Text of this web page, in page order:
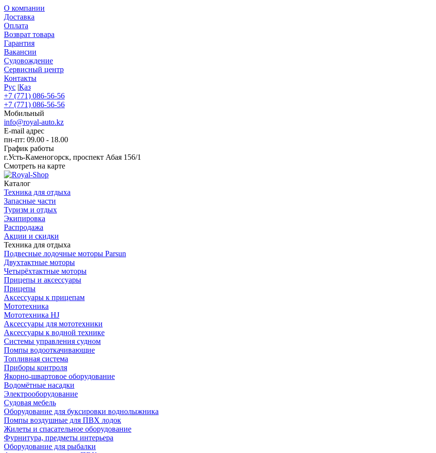
О компании
Доставка
Оплата
Возврат товара
Гарантия
Вакансии
Судовождение
Сервисный центр
Контакты
Рус |Қаз
+7 (771) 086-56-56
+7 (771) 086-56-56
Мобильный
info@royal-auto.kz
E-mail адрес
пн-пт: 09.00 - 18.00
График работы
г.Усть-Каменогорск, проспект Абая 156/1
Смотреть на карте
Каталог
Техника для отдыха
Запасные части
Туризм и отдых
Экипировка
Распродажа
Акции и скидки
Техника для отдыха
Подвесные лодочные моторы Parsun
Двухтактные моторы
Четырёхтактные моторы
Прицепы и аксессуары
Прицепы
Аксессуары к прицепам
Мототехника
Мототехника HJ
Аксессуары для мототехники
Аксессуары к водной технике
Системы управления судном
Помпы водооткачивающие
Топливная система
Приборы контроля
Якорно-швартовое оборудование
Водомётные насадки
Электрооборудование
Судовая мебель
Оборудование для буксировки воднолыжника
Помпы воздушные для ПВХ лодок
Жилеты и спасательное оборудование
Фурнитура, предметы интерьера
Оборудование для рыбалки